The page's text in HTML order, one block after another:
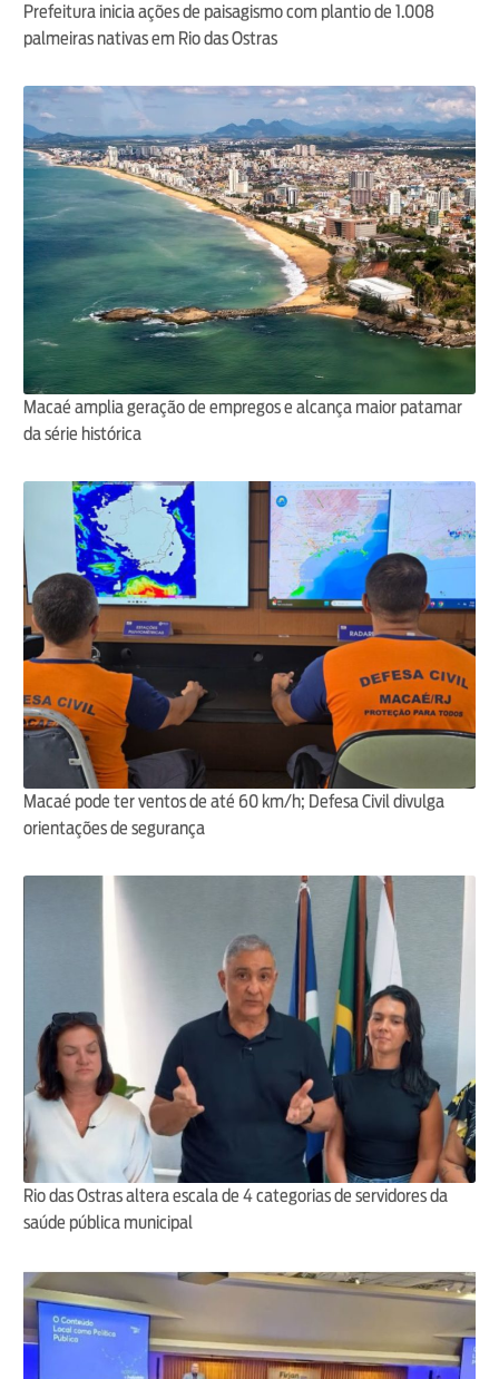
Prefeitura inicia ações de paisagismo com plantio de 1.008
palmeiras nativas em Rio das Ostras
Macaé amplia geração de empregos e alcança maior patamar
da série histórica
Macaé pode ter ventos de até 60 km/h; Defesa Civil divulga
orientações de segurança
Rio das Ostras altera escala de 4 categorias de servidores da
saúde pública municipal